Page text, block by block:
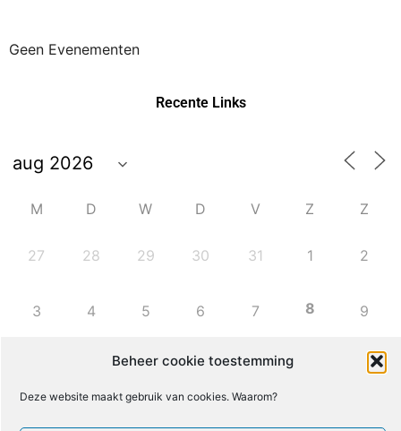
Beheer cookie toestemming
Deze website maakt gebruik van cookies. Waarom?
Geen Evenementen
Recente Links
M D W D V Z Z
27 28 29 30 31 1 2
3 4 5 6 7 8 9
12 13 14 16